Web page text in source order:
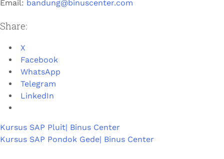
Email: bandung@binuscenter.com
Share:
X
Facebook
WhatsApp
Telegram
LinkedIn
Kursus SAP Pluit| Binus Center
Kursus SAP Pondok Gede| Binus Center